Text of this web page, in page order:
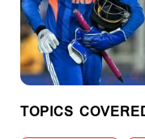
TOPICS